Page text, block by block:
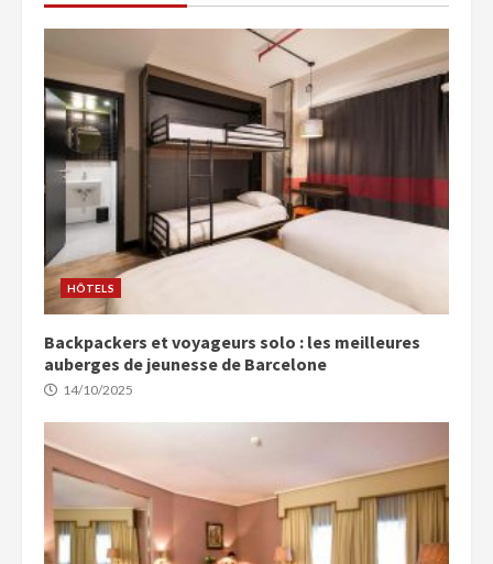
HÔTELS
Backpackers et voyageurs solo : les meilleures
auberges de jeunesse de Barcelone
14/10/2025